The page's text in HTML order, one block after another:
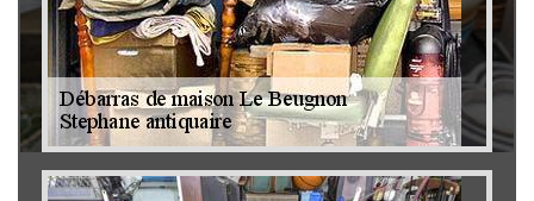
Brocanteur 79